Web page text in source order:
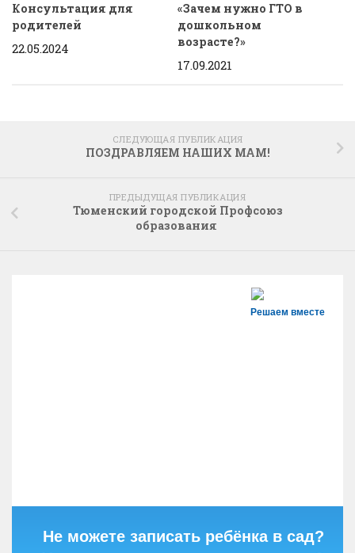
Консультация для
родителей
22.05.2024
«Зачем нужно ГТО в
дошкольном
возрасте?»
17.09.2021
СЛЕДУЮЩАЯ ПУБЛИКАЦИЯ
ПОЗДРАВЛЯЕМ НАШИХ МАМ!
ПРЕДЫДУЩАЯ ПУБЛИКАЦИЯ
Тюменский городской Профсоюз
образования
Решаем вместе
Не можете записать ребёнка в сад?